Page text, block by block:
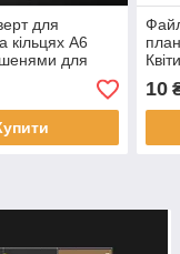
для
кільцях А6
для
FLP019
10